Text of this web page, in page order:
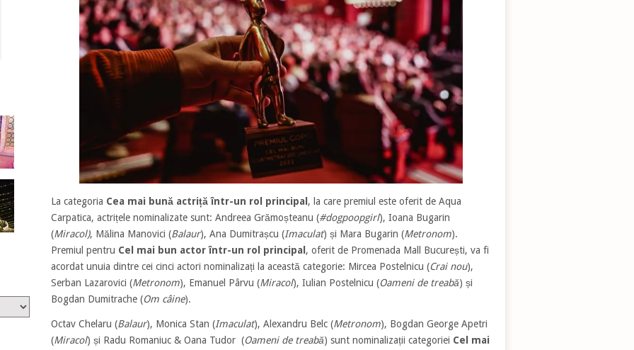
La categoria Cea mai bună actriță într-un rol principal , la care premiul este oferit de Aqua
Carpatica, actrițele nominalizate sunt: Andreea Grămoșteanu (#dogpoopgirl), Ioana Bugarin
(Miracol), Mălina Manovici (Balaur), Ana Dumitrașcu (Imaculat) și Mara Bugarin (Metronom).
Premiul pentru Cel mai bun actor într-un rol principal , oferit de Promenada Mall București, va fi
acordat unuia dintre cei cinci actori nominalizați la această categorie: Mircea Postelnicu (Crai nou),
Serban Lazarovici (Metronom), Emanuel Pârvu (Miracol), Iulian Postelnicu (Oameni de treabă) și
Bogdan Dumitrache (Om câine).
Octav Chelaru (Balaur), Monica Stan (Imaculat), Alexandru Belc (Metronom), Bogdan George Apetri
(Miracol) și Radu Romaniuc & Oana Tudor (Oameni de treabă) sunt nominalizații categoriei Cel mai